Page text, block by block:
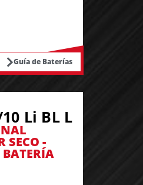
Guía de Baterías
Li BL L
SECO -